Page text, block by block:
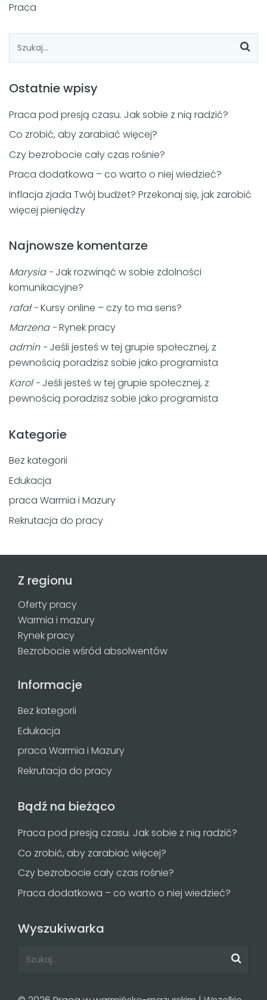
Praca
Ostatnie wpisy
Praca pod presją czasu. Jak sobie z nią radzić?
Co zrobić, aby zarabiać więcej?
Czy bezrobocie cały czas rośnie?
Praca dodatkowa – co warto o niej wiedzieć?
Inflacja zjada Twój budżet? Przekonaj się, jak zarobić
więcej pieniędzy
Najnowsze komentarze
Marysia- Jak rozwinąć w sobie zdolności
komunikacyjne?
rafał-Kursy online – czy to ma sens?
Marzena-Rynek pracy
admin- Jeśli jesteś w tej grupie społecznej, z
pewnością poradzisz sobie jako programista
Karol- Jeśli jesteś w tej grupie społecznej, z
pewnością poradzisz sobie jako programista
Kategorie
Bez kategorii
Edukacja
praca Warmia i Mazury
Rekrutacja do pracy
Z regionu
Oferty pracy
Warmia i mazury
Rynek pracy
Bezrobocie wśród absolwentów
Informacje
Bez kategorii
Edukacja
praca Warmia i Mazury
Rekrutacja do pracy
Bądź na bieżąco
Praca pod presją czasu. Jak sobie z nią radzić?
Co zrobić, aby zarabiać więcej?
Czy bezrobocie cały czas rośnie?
Praca dodatkowa – co warto o niej wiedzieć?
Wyszukiwarka